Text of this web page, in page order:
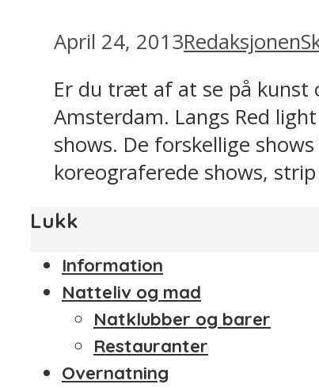
April 24, 2013Redaksjonen
Er du træt af at se på kunst
Amsterdam. Langs Red
shows. De forskellige
koreograferede shows,
Lukk
Information
Natteliv og mad
Natklubber og barer
Restauranter
Overnatning